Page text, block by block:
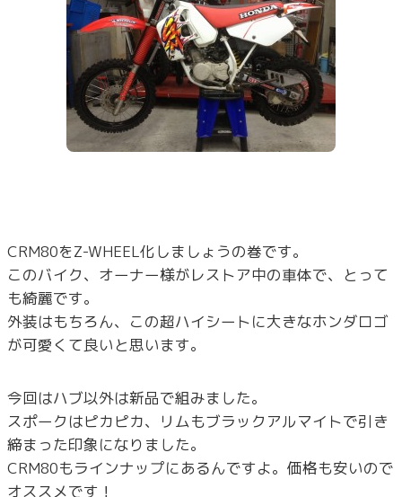
CRM80をZ-WHEEL化しましょうの巻です。
このバイク、オーナー様がレストア中の車体で、とって
も綺麗です。
外装はもちろん、この超ハイシートに大きなホンダロゴ
が可愛くて良いと思います。
今回はハブ以外は新品で組みました。
スポークはピカピカ、リムもブラックアルマイトで引き
締まった印象になりました。
CRM80もラインナップにあるんですよ。価格も安いので
オススメです！